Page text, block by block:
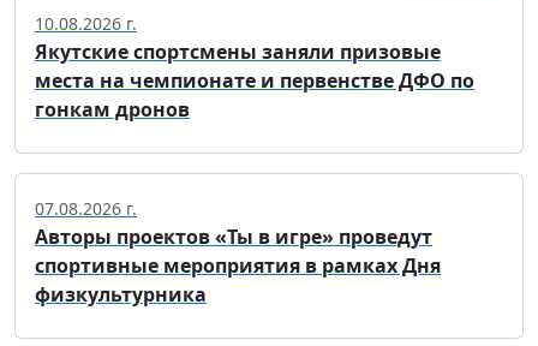
10.08.2026 г.
Якутские спортсмены заняли призовые
места на чемпионате и первенстве ДФО по
гонкам дронов
07.08.2026 г.
Авторы проектов «Ты в игре» проведут
спортивные мероприятия в рамках Дня
физкультурника